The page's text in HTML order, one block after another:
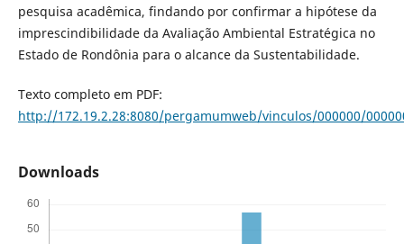
pesquisa acadêmica, findando por confirmar a hipótese da
im­prescindibilidade da Avaliação Ambiental Estratégica no
Estado de Rondônia para o alcance da Sustentabilidade.
Texto completo em PDF:
http://172.19.2.28:8080/pergamumweb/vinculos/000000/
Downloads